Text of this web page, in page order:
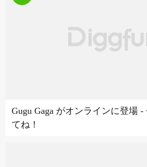
Gugu Gaga がオンラインに登場
てね！